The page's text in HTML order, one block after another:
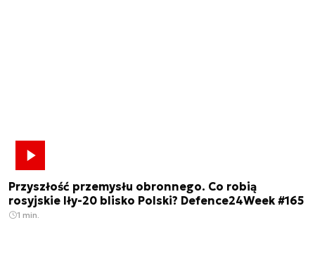
Przyszłość przemysłu obronnego. Co robią
rosyjskie Iły-20 blisko Polski? Defence24Week #165
1 min.